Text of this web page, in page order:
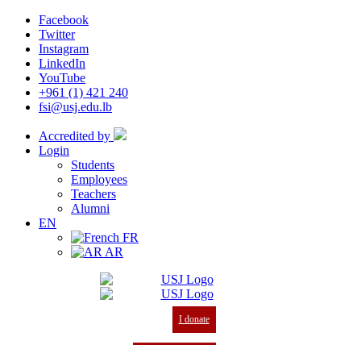
Facebook
Twitter
Instagram
LinkedIn
YouTube
+961 (1) 421 240
fsi@usj.edu.lb
Accredited by
Login
Students
Employees
Teachers
Alumni
EN
FR
AR
I donate